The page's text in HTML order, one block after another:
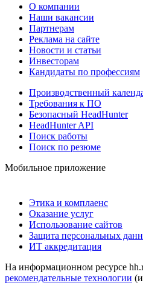
О компании
Наши вакансии
Партнерам
Реклама на сайте
Новости и статьи
Инвесторам
Кандидаты по профессиям
Производственный
Требования к ПО
Безопасный HeadHunter
HeadHunter API
Поиск работы
Поиск по резюме
Мобильное приложение
Этика и комплаенс
Оказание услуг
Использование сайтов
Защита персональных
ИТ аккредитация
На информационном ресурсе
рекомендательные технологии